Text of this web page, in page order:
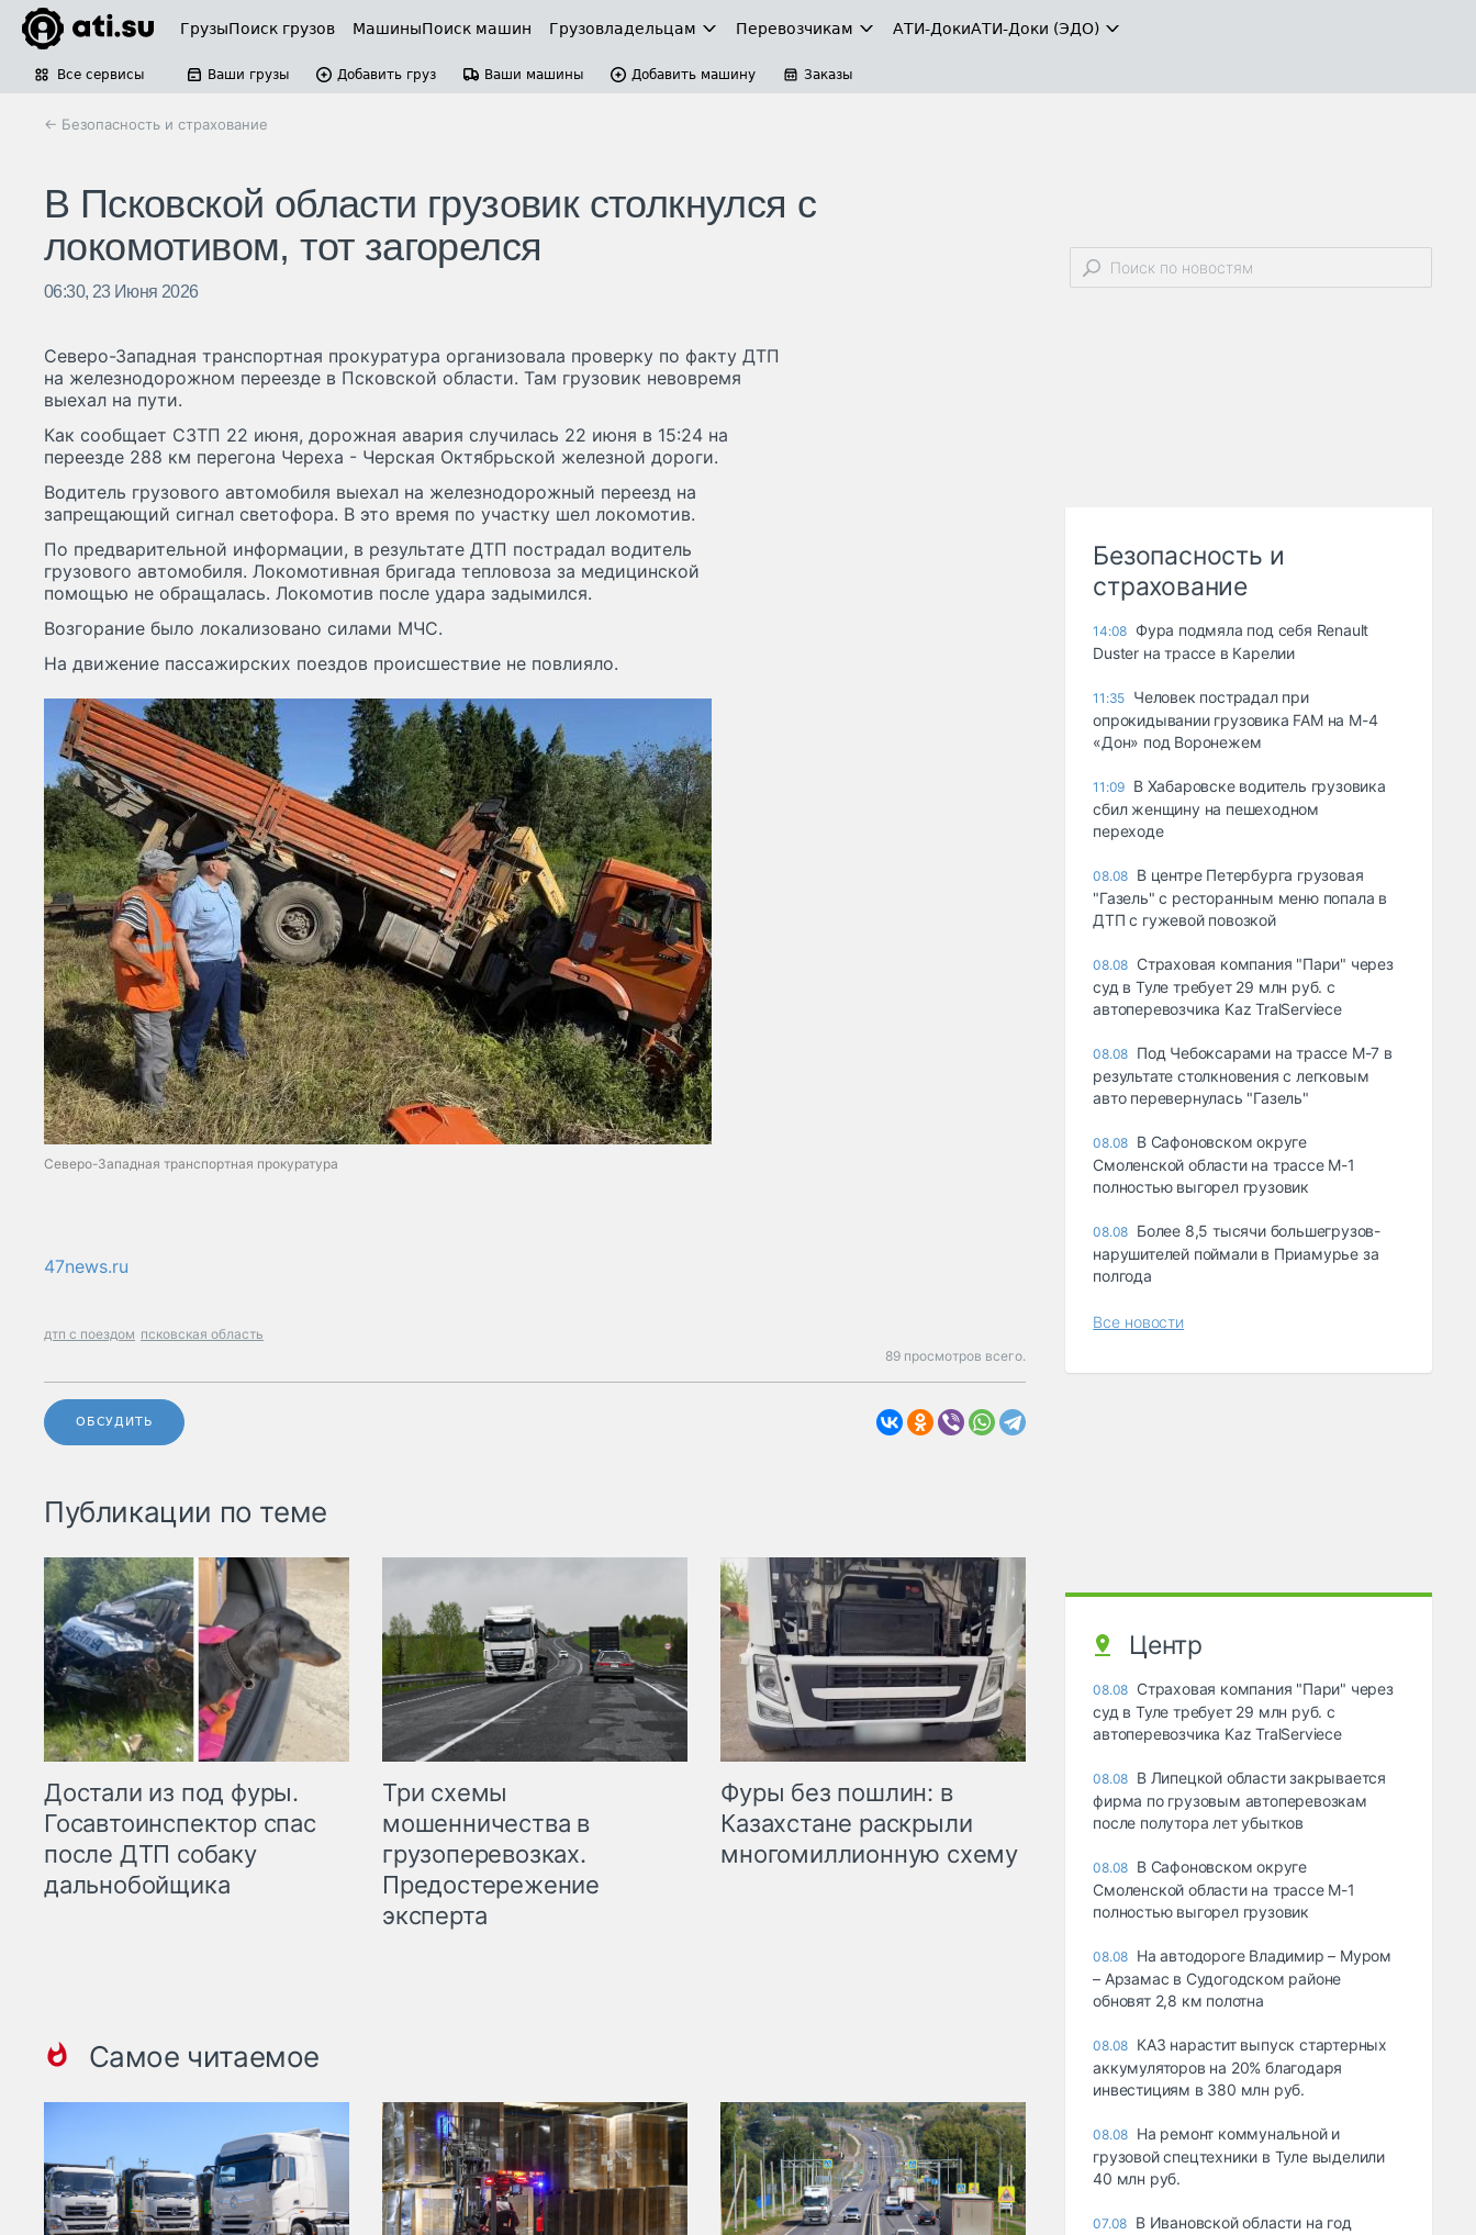
ГрузыПоиск грузов МашиныПоиск машин Грузовладельцам Перевозчикам АТИ-ДокиАТИ-Доки (ЭДО)
Все сервисы Ваши грузы Добавить груз Ваши машины Добавить машину Заказы
← Безопасность и страхование
В Псковской области грузовик столкнулся с
локомотивом, тот загорелся
06:30, 23 Июня 2026
Северо-Западная транспортная прокуратура организовала проверку по факту ДТП
на железнодорожном переезде в Псковской области. Там грузовик невовремя
выехал на пути.
Как сообщает СЗТП 22 июня, дорожная авария случилась 22 июня в 15:24 на
переезде 288 км перегона Череха - Черская Октябрьской железной дороги.
Водитель грузового автомобиля выехал на железнодорожный переезд на
запрещающий сигнал светофора. В это время по участку шел локомотив.
По предварительной информации, в результате ДТП пострадал водитель
грузового автомобиля. Локомотивная бригада тепловоза за медицинской
помощью не обращалась. Локомотив после удара задымился.
Возгорание было локализовано силами МЧС.
На движение пассажирских поездов происшествие не повлияло.
Северо-Западная транспортная прокуратура
47news.ru
дтп с поездом псковская область
89 просмотров всего.
ОБСУДИТЬ
Публикации по теме
Достали из под фуры.
Госавтоинспектор спас
после ДТП собаку
дальнобойщика
Три схемы
мошенничества в
грузоперевозках.
Предостережение
эксперта
Фуры без пошлин: в
Казахстане раскрыли
многомиллионную схему
Самое читаемое
Безопасность и
страхование
14:08 Фура подмяла под себя Renault
Duster на трассе в Карелии
11:35 Человек пострадал при
опрокидывании грузовика FAM на М-4
«Дон» под Воронежем
11:09 В Хабаровске водитель грузовика
сбил женщину на пешеходном
переходе
08.08 В центре Петербурга грузовая
"Газель" с ресторанным меню попала в
ДТП с гужевой повозкой
08.08 Страховая компания "Пари" через
суд в Туле требует 29 млн руб. с
автоперевозчика Kaz TralServiece
08.08 Под Чебоксарами на трассе М-7 в
результате столкновения с легковым
авто перевернулась "Газель"
08.08 В Сафоновском округе
Смоленской области на трассе М-1
полностью выгорел грузовик
08.08 Более 8,5 тысячи большегрузов-
нарушителей поймали в Приамурье за
полгода
Все новости
Центр
08.08 Страховая компания "Пари" через
суд в Туле требует 29 млн руб. с
автоперевозчика Kaz TralServiece
08.08 В Липецкой области закрывается
фирма по грузовым автоперевозкам
после полутора лет убытков
08.08 В Сафоновском округе
Смоленской области на трассе М-1
полностью выгорел грузовик
08.08 На автодороге Владимир – Муром
– Арзамас в Судогодском районе
обновят 2,8 км полотна
08.08 КАЗ нарастит выпуск стартерных
аккумуляторов на 20% благодаря
инвестициям в 380 млн руб.
08.08 На ремонт коммунальной и
грузовой спецтехники в Туле выделили
40 млн руб.
07.08 В Ивановской области на год